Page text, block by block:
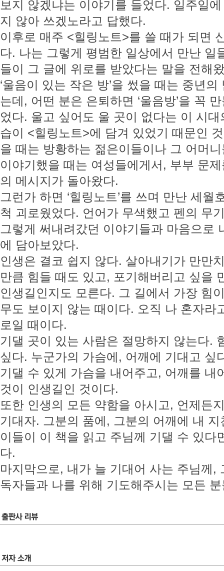
보지 않겠냐는 이야기를 들었다. 일주일
지 않아 쓰겠노라고 답했다.
이후로 매주 <힐링노트>를 쓸 때가 되면
다. 나는 그렇게 평범한 일상에서 만난 일
들이 그 글에 위로를 받았다는 말을 전해
‘울음이 있는 작은 방’을 썼을 때는 중년
는데, 어떤 분은 은퇴하면 ‘울음방’을 꼭
었다. 울고 싶어도 울 곳이 없다는 이 시
습이 <힐링노트>에 담겨 있었기 때문인
을 때는 방황하는 젊은이들이나 그 어머
이야기했을 때는 여성들에게서, 부부 문
의 메시지가 돌아왔다.
그런가 하면 ‘힐링노트’를 쓰며 만난 세
척 괴로웠었다. 언어가 무색했고 펜의 무
그렇게 써내려갔던 이야기들과 마음으로
에 담아보았다.
인생은 결코 쉽지 않다. 살아내기가 만만
만큼 힘들 때도 있고, 포기해버리고 싶을
인생길인지도 모른다. 그 길에서 가장 힘
무도 보이지 않는 때이다. 오직 나 혼자라
로일 때이다.
기댈 곳이 있는 사람은 절망하지 않는다.
싶다. 누군가의 가슴에, 어깨에 기대고 싶
기댈 수 있게 가슴을 내어주고, 어깨를 내
것이 인생길인 것이다.
또한 인생의 모든 약함을 아시고, 언제든
기대자. 그분의 품에, 그분의 어깨에 내
이들이 이 책을 읽고 주님께 기댈 수 있다
다.
마지막으로, 내가 늘 기대어 사는 주님께,
독자들과 나를 위해 기도해주시는 모든